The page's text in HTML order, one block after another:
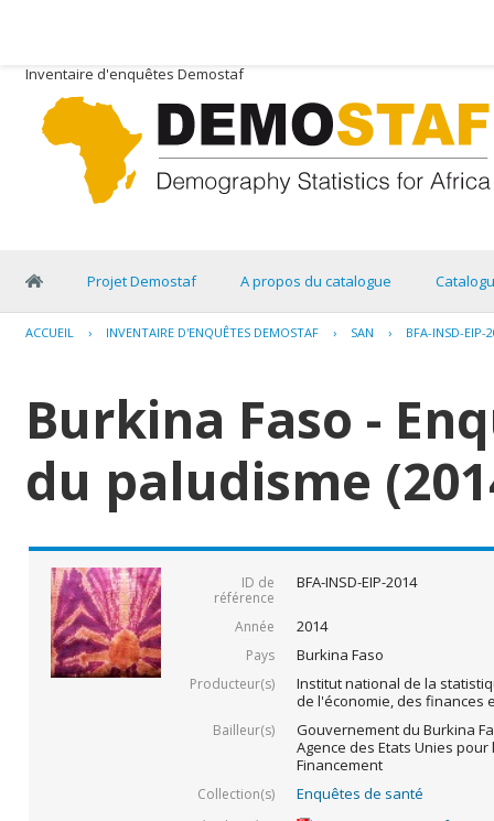
Inventaire d'enquêtes Demostaf
Projet Demostaf A propos du catalogue
ACCUEIL › INVENTAIRE D'ENQUÊTES DEMOSTAF › SAN › BFA-INSD-EIP-
Burkina Faso -
du paludisme
ID de
référence
BFA-INSD-EIP-2014
Année 2014
Pays Burkina Faso
Producteur(s)
Institut national de la
de l'économie, des finances
Bailleur(s)
Gouvernement du Burkina
Agence des Etats Unies
Financement
Collection(s) Enquêtes de santé